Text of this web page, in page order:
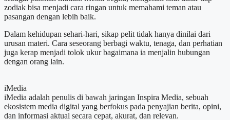
zodiak bisa menjadi cara ringan untuk memahami teman atau
pasangan dengan lebih baik.
Dalam kehidupan sehari-hari, sikap pelit tidak hanya dinilai dari
urusan materi. Cara seseorang berbagi waktu, tenaga, dan perhatian
juga kerap menjadi tolok ukur bagaimana ia menjalin hubungan
dengan orang lain.
iMedia
iMedia adalah penulis di bawah jaringan Inspira Media, sebuah
ekosistem media digital yang berfokus pada penyajian berita, opini,
dan informasi aktual secara cepat, akurat, dan relevan.